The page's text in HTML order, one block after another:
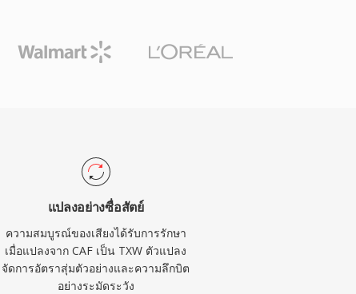
แปลงอย่างซื่อสัตย์
ความสมบูรณ์ของเสียงได้รับการรักษา
เมื่อแปลงจาก CAF เป็น TXW ตัวแปลง
จัดการอัตราสุ่มตัวอย่างและความลึกบิต
อย่างระมัดระวัง